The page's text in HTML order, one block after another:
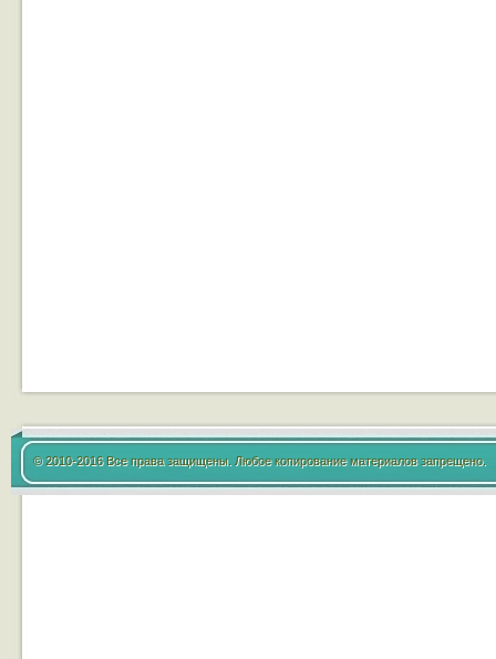
© 2010-2016 Все права защищены. Любое копирование материалов запрещено.